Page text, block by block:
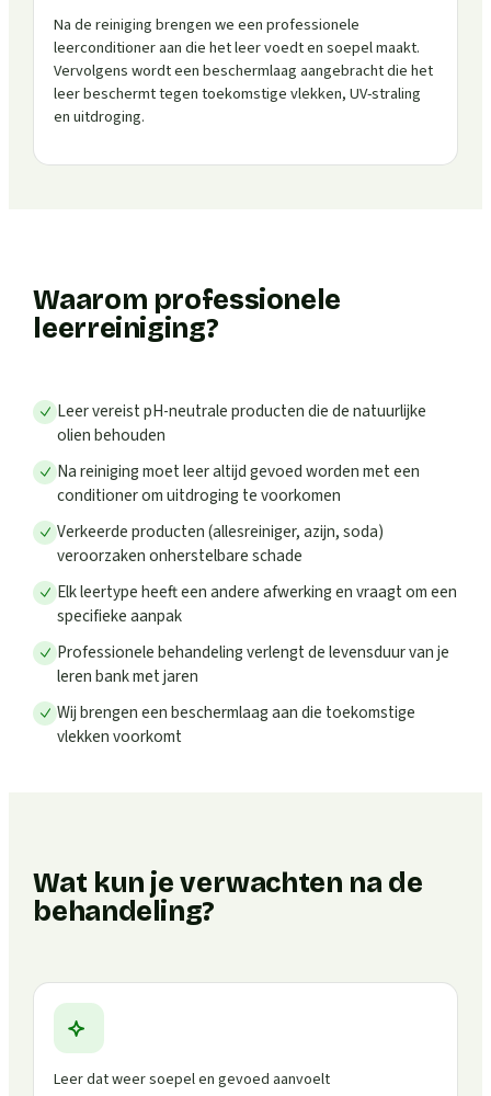
Na de reiniging brengen we een professionele
leerconditioner aan die het leer voedt en soepel maakt.
Vervolgens wordt een beschermlaag aangebracht die het
leer beschermt tegen toekomstige vlekken, UV-straling
en uitdroging.
Waarom professionele
leerreiniging?
Leer vereist pH-neutrale producten die de natuurlijke
olien behouden
Na reiniging moet leer altijd gevoed worden met een
conditioner om uitdroging te voorkomen
Verkeerde producten (allesreiniger, azijn, soda)
veroorzaken onherstelbare schade
Elk leertype heeft een andere afwerking en vraagt om een
specifieke aanpak
Professionele behandeling verlengt de levensduur van je
leren bank met jaren
Wij brengen een beschermlaag aan die toekomstige
vlekken voorkomt
Wat kun je verwachten na de
behandeling?
Leer dat weer soepel en gevoed aanvoelt